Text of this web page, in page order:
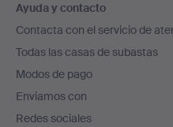
en
el
pie
de
página
Ayuda y contacto
Contacta con el servicio de
Todas las casas de subastas
Modos de pago
Enviamos con
Redes sociales